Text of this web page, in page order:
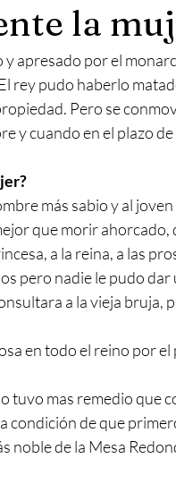
la
apresado por el
rey pudo haberlo
Pero se
y cuando en el plazo
más sabio y al
que morir ahorcado,
a la reina, a las
pero nadie le pudo
a la vieja bruja,
en todo el reino por
tuvo mas remedio que
condición de que
noble de la Mesa